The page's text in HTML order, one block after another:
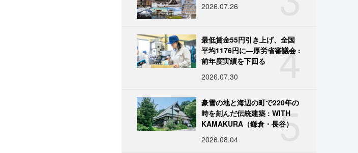
2026.07.26
4
最低賃金55円引き上げ、全国
平均1176円に―厚労省審議会 :
前年度実績を下回る
2026.07.30
5
豪雪の地と海辺の町で220年の
時を刻んだ伝統建築 : WITH
KAMAKURA（鎌倉・長谷）
2026.08.04